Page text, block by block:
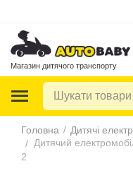
Магазин дитячого транспорту
Головна / Дитячі
/ Дитячий
2